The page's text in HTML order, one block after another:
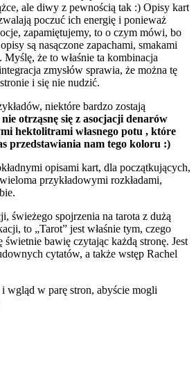
ale diwy z pewnością tak :) Opisy kart
poczuć ich energię i ponieważ
zapamiętujemy, to o czym mówi, bo
są nasączone zapachami, smakami
że to właśnie ta kombinacja
zmysłów sprawia, że można tę
i się nie nudzić.
niektóre bardzo zostają
otrząsnę się z asocjacji denarów
hektolitrami własnego potu , które
przedstawiania nam tego koloru :)
opisami kart, dla początkujących,
przykładowymi rozkładami,
świeżego spojrzenia na tarota z dużą
to „Tarot” jest właśnie tym, czego
świetnie bawię czytając każdą stronę. Jest
cytatów, a także wstęp Rachel
i wgląd w parę stron, abyście mogli